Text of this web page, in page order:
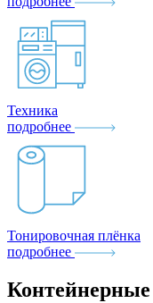
Техника
подробнее
Тонировочная плёнка
подробнее
Контейнерные